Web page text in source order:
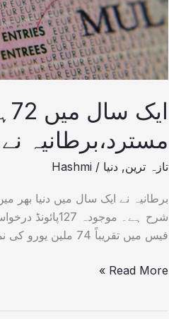
مسترد،برطانیہ نے 9.2 ملین پاؤنڈ کمالئے
تازہ ترین, دنیا /
Hashmi
شرح ہے۔
فیس میں تقریباً 74 ملین یورو کی نمائندگی کرتی ہے۔ یہ بھی پڑھیں:آزادکشمیر کی […]
Read More »